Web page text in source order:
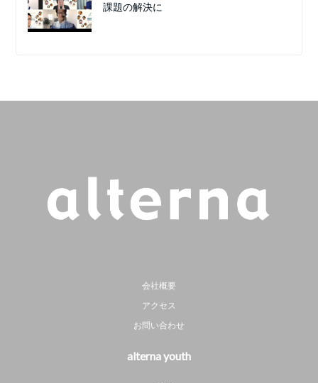
課題の解決に
会社概要
アクセス
お問い合わせ
alterna youth